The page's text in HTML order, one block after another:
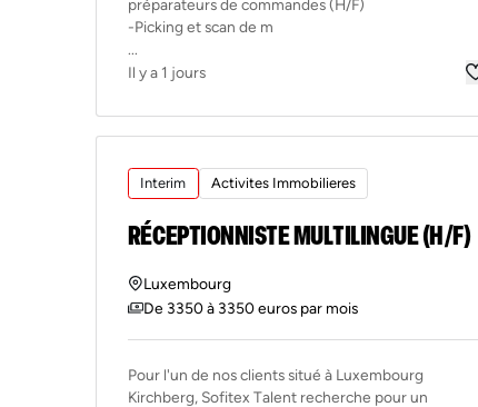
préparateurs de commandes (H/F)
-Picking et scan de m
...
Il y a 1 jours
Interim Activites Immobilieres
RÉCEPTIONNISTE MULTILINGUE (H/F)
Luxembourg
De 3350 à 3350 euros par mois
Pour l'un de nos clients situé à Luxembourg
Kirchberg, Sofitex Talent recherche pour un